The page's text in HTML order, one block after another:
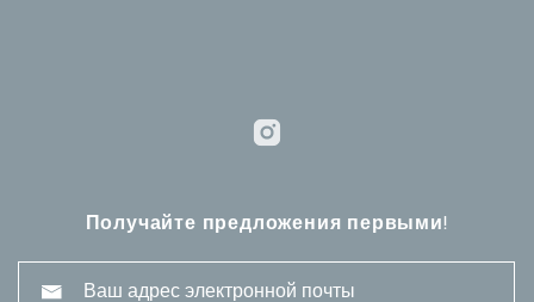
Получайте предложения первыми!